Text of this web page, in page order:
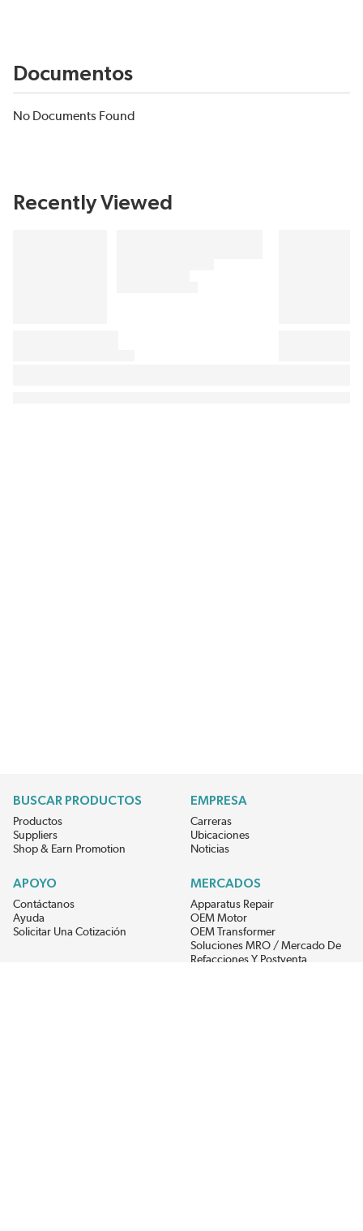
Documentos
No Documents Found
Recently Viewed
BUSCAR PRODUCTOS
Productos
Suppliers
Shop & Earn Promotion
EMPRESA
Carreras
Ubicaciones
Noticias
APOYO
Contáctanos
Ayuda
Solicitar Una Cotización
MERCADOS
Apparatus Repair
OEM Motor
OEM Transformer
Soluciones MRO / Mercado De
Refacciones Y Postventa